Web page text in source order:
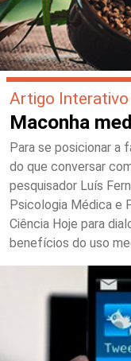
Artigo Interativo
Maconha
Para se posicionar a
do que conversar
pesquisador Luís
Psicologia Médica e
Ciência Hoje para
benefícios do uso